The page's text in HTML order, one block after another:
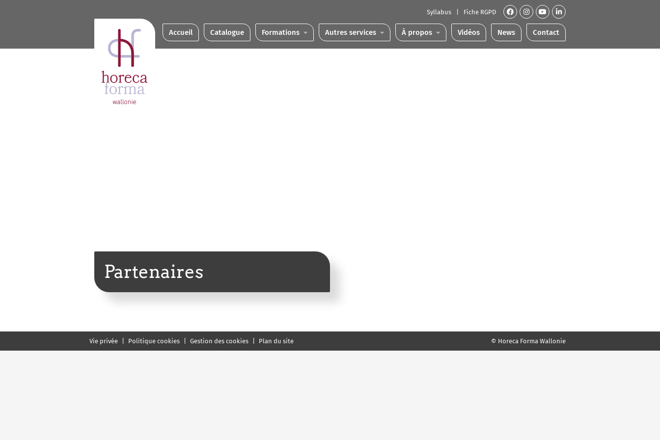
Syllabus Fiche RGPD
Accueil Catalogue Formations Autres services À propos Vidéos News Contact
Partenaires
Vie privée Politique cookies Gestion des cookies Plan du site © Horeca Forma Wallonie